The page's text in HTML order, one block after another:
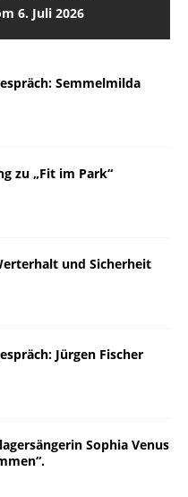
6. Juli 2026
Semmelmilda
zu „Fit im Park“
und Sicherheit
Jürgen Fischer
Sophia Venus